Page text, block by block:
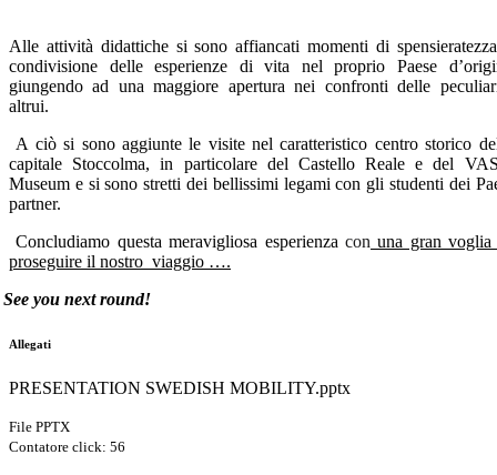
Alle attività didattiche si sono affiancati momenti di
condivisione delle esperienze di vita nel proprio Paese
giungendo ad una maggiore apertura nei confronti delle
altrui.
A ciò si sono aggiunte le visite nel caratteristico centro storico
capitale Stoccolma, in particolare del Castello Reale e del
Museum e si sono stretti dei bellissimi legami con gli studenti dei
partner.
Concludiamo questa meravigliosa esperienzacon una gran
proseguire il nostro viaggio ….
See you next round!
Allegati
PRESENTATION SWEDISH MOBILITY.pptx
File PPTX
Contatore click: 56